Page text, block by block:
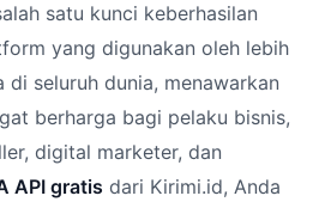
satu kunci keberhasilan
yang digunakan oleh lebih
seluruh dunia, menawarkan
berharga bagi pelaku bisnis,
digital marketer, dan
API gratis dari Kirimi.id, Anda